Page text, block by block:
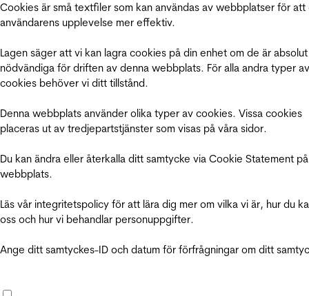
Cookies är små textfiler som kan användas av webbplatser för att
användarens upplevelse mer effektiv.
Lagen säger att vi kan lagra cookies på din enhet om de är absolut
nödvändiga för driften av denna webbplats. För alla andra typer av
cookies behöver vi ditt tillstånd.
Denna webbplats använder olika typer av cookies. Vissa cookies
placeras ut av tredjepartstjänster som visas på våra sidor.
Du kan ändra eller återkalla ditt samtycke via Cookie Statement
webbplats.
Läs vår integritetspolicy för att lära dig mer om vilka vi är, hur du
oss och hur vi behandlar personuppgifter.
Ange ditt samtyckes-ID och datum för förfrågningar om ditt